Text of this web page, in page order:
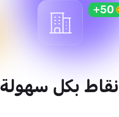
بكل سهولة